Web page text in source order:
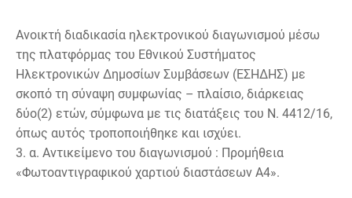
Ανοικτή διαδικασία ηλεκτρονικού διαγωνισμού μέσω
της πλατφόρμας του Εθνικού Συστήματος
Ηλεκτρονικών Δημοσίων Συμβάσεων (ΕΣΗΔΗΣ) με
σκοπό τη σύναψη συμφωνίας – πλαίσιο, διάρκειας
δύο(2) ετών, σύμφωνα με τις διατάξεις του Ν. 4412/16,
όπως αυτός τροποποιήθηκε και ισχύει.
3. α. Αντικείμενο του διαγωνισμού : Προμήθεια
«Φωτοαντιγραφικού χαρτιού διαστάσεων Α4».